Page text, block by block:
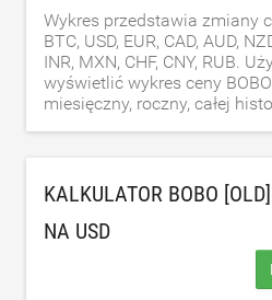
Wykres przedstawia zmiany
BTC, USD, EUR, CAD, AUD,
INR, MXN, CHF, CNY, RUB.
wyświetlić wykres ceny
miesięczny, roczny, całej
KALKULATOR BOBO
NA USD